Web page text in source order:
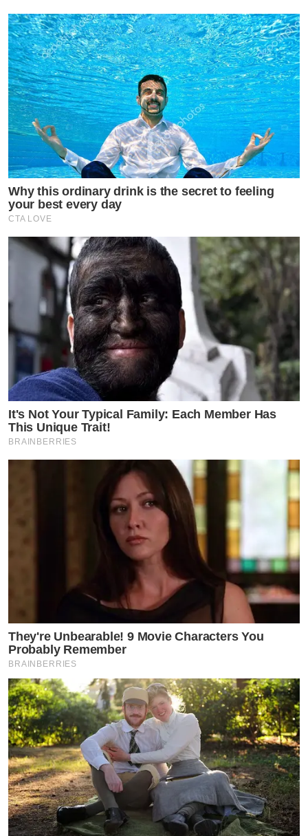
Why this ordinary drink is the secret to feeling
your best every day
CTA LOVE
It's Not Your Typical Family: Each Member Has
This Unique Trait!
BRAINBERRIES
They're Unbearable! 9 Movie Characters You
Probably Remember
BRAINBERRIES